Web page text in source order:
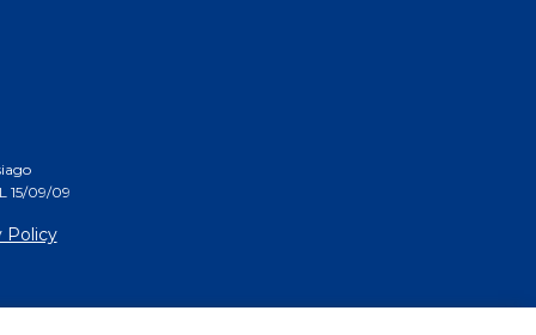
15/09/09
Policy